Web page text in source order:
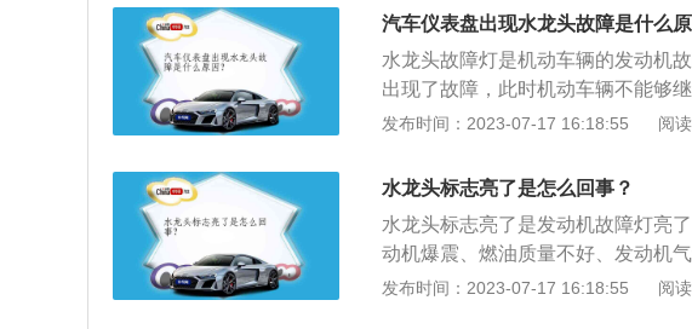
了进气、排气、油路、点火、正式各
开关接通(置于“ON”位置)，不起动
查警告灯)，该灯应点亮。2、启动
障警告灯应熄灭。假如发动机故障
测到故障，或故障自诊断系统本身
故障多数情况下是各种传感器和执
种导线接头均有卡箍卡紧，在拔插
开后，用手握接头进行拔插操作，
汽车仪表盘出现水龙头故障是什么
水龙头故障灯是机动车辆的发动机
出现了故障，此时机动车辆不能够
牌的售后或者是维修厂来进行检修
传感器所引起的故障导致。3.车辆
合气体燃烧不充分。5.车辆的进气管
发布时间：2023-07-17 16:18:55 阅
水龙头标志亮了是怎么回事？
水龙头标志亮了是发动机故障灯亮
动机爆震、燃油质量不好、发动机
到发动机数据等。发动机是一种能
发布时间：2023-07-17 16:18:55 阅